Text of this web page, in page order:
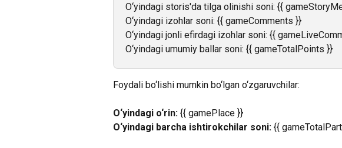
O‘yindagi storis'da tilga olinishi soni: {{
O‘yindagi izohlar soni: {{ gameComments }}
O‘yindagi jonli efirdagi izohlar soni: {{
O‘yindagi umumiy ballar soni: {{ gameTotalPoints }}
Foydali bo‘lishi mumkin bo‘lgan o‘zgaruvchilar:
O‘yindagi o‘rin: {{ gamePlace }}
O‘yindagi barcha ishtirokchilar soni: {{